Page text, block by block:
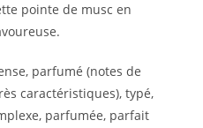
pointe de musc en
parfumé (notes de
caractéristiques), typé,
parfumée, parfait